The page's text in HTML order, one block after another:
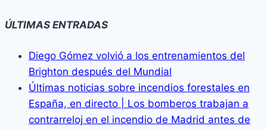
ÚLTIMAS ENTRADAS
Diego Gómez volvió a los entrenamientos del
Brighton después del Mundial
Últimas noticias sobre incendios forestales en
España, en directo | Los bomberos trabajan a
contrarreloj en el incendio de Madrid antes de